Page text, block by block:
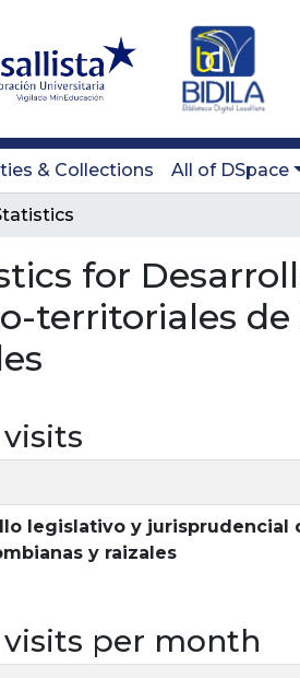
& Collections All of DSpace
for
territoriales
legislativo y
y raizales
visits per month